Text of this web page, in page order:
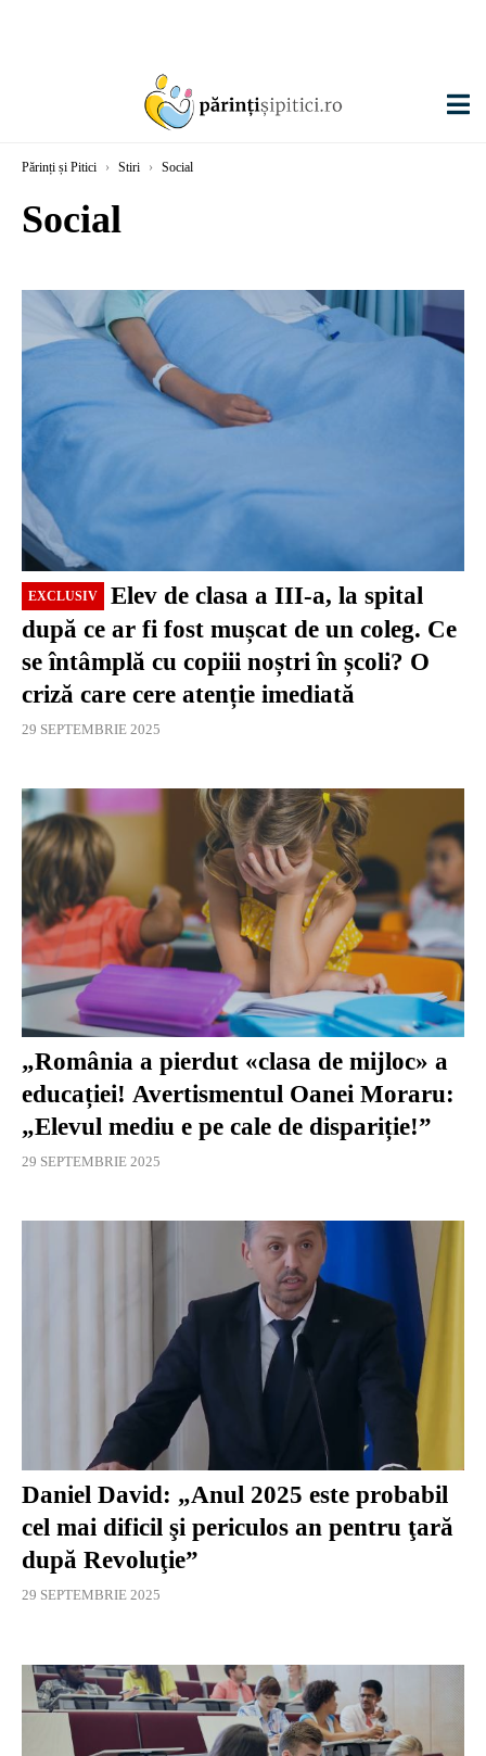
Părinți și Pitici › Stiri › Social
Social
EXCLUSIV
EXCLUSIV
după ce ar fi fost mușcat de un coleg. Ce
se întâmplă cu copiii noștri în școli? O
criză care cere atenție imediată
29 SEPTEMBRIE 2025
„România a pierdut «clasa de mijloc» a
educației! Avertismentul Oanei Moraru:
„Elevul mediu e pe cale de dispariție!”
29 SEPTEMBRIE 2025
Daniel David: „Anul 2025 este probabil
cel mai dificil şi periculos an pentru ţară
după Revoluţie”
29 SEPTEMBRIE 2025